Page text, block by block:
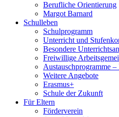
Berufliche Orientierung
Margot Barnard
Schulleben
Schulprogramm
Unterricht und
Besondere
Freiwillige
Austauschprogramme
Weitere Angebote
Erasmus+
Schule der Zukunft
Für Eltern
Förderverein